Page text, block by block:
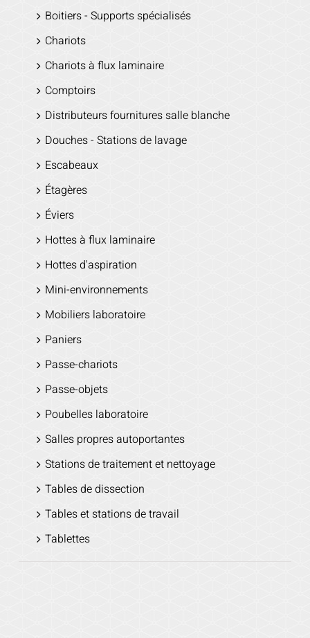
Boitiers - Supports spécialisés
Chariots
Chariots à flux laminaire
Comptoirs
Distributeurs fournitures salle blanche
Douches - Stations de lavage
Escabeaux
Étagères
Éviers
Hottes à flux laminaire
Hottes d'aspiration
Mini-environnements
Mobiliers laboratoire
Paniers
Passe-chariots
Passe-objets
Poubelles laboratoire
Salles propres autoportantes
Stations de traitement et nettoyage
Tables de dissection
Tables et stations de travail
Tablettes